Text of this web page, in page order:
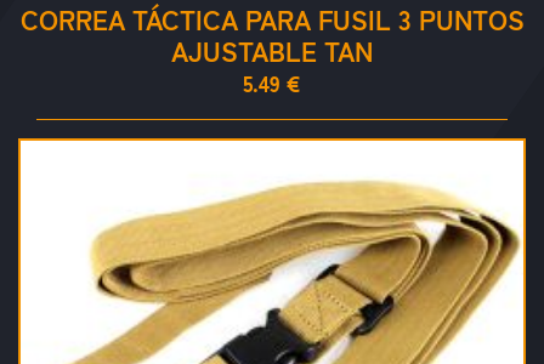
CORREA TÁCTICA PARA FUSIL 3 PUNTOS
AJUSTABLE TAN
5.49 €